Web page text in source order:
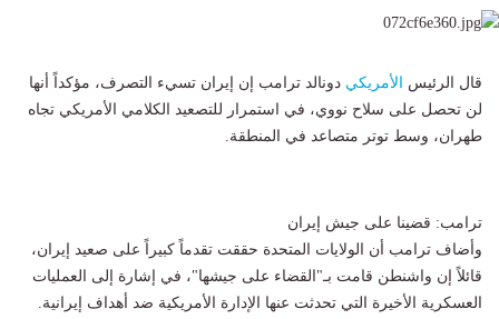
قال الرئيس الأمريكي دونالد ترامب إن إيران تسيء التصرف، مؤكداً أنها
لن تحصل على سلاح نووي، في استمرار للتصعيد الكلامي الأمريكي تجاه
طهران، وسط توتر متصاعد في المنطقة.
ترامب: قضينا على جيش إيران
وأضاف ترامب أن الولايات المتحدة حققت تقدماً كبيراً على صعيد إيران،
قائلاً إن واشنطن قامت بـ"القضاء على جيشها"، في إشارة إلى العمليات
العسكرية الأخيرة التي تحدثت عنها الإدارة الأمريكية ضد أهداف إيرانية.